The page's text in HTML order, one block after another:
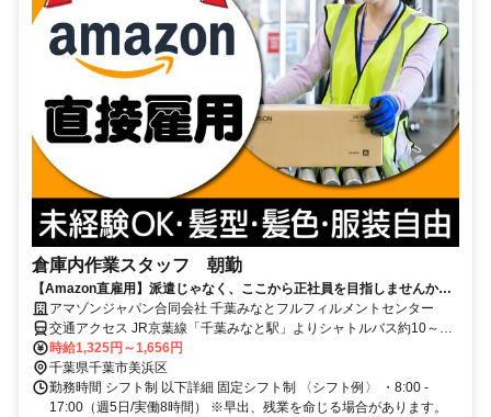
倉庫内作業スタッフ 朝勤
【Amazon直雇用】派遣じゃなく、ここから正社員を目指しませんか？
月収22万円可／年休120日／安全第一の職場環境
アマゾンジャパン合同会社 千葉みなとフルフィルメントセンター
交通アクセス JR京葉線「千葉みなと駅」よりシャトルバス約10～15
分 JR総武線本線「千葉駅」よりシャトルバス約20～30分 ※シャトル
バス運行あり ※自転車通勤可 ※車通勤可、バイク通勤不可
時給1,325円～1,656円
千葉県千葉市美浜区
勤務時間 シフト制 以下詳細 固定シフト制 〈シフト例〉 ・8:00 -
17:00（週5日/実働8時間） ※早出、残業を命じる場合があります。